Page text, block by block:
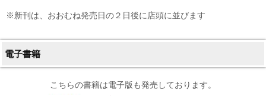
※新刊は、おおむね発売日の２日後に店頭に並びます
電子書籍
こちらの書籍は電子版も発売しております。